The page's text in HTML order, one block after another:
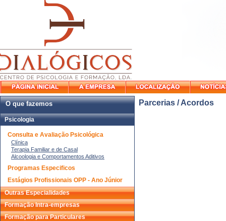
O que fazemos
Psicologia
Consulta e Avaliação Psicológica
Clínica
Terapia Familiar e de Casal
Alcoologia e Comportamentos Aditivos
Programas Especificos
Estágios Profissionais OPP - Ano Júnior
Outras Especialidades
Formação Intra-empresas
Formação para Particulares
Parcerias / Acordos